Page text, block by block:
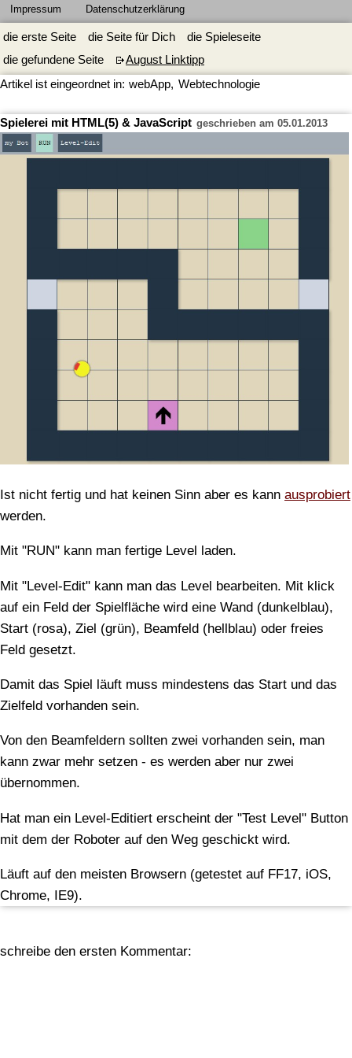
Impressum Datenschutzerklärung
die erste Seite die Seite für Dich
die Spieleseite
die gefundene Seite
August Linktipp
Artikel ist eingeordnet in: webApp, Webtechnologie
Spielerei mit HTML(5) & JavaScript geschrieben am 05.01.2013
Ist nicht fertig und hat keinen Sinn aber es kann ausprobiert
werden.
Mit "RUN" kann man fertige Level laden.
Mit "Level-Edit" kann man das Level bearbeiten. Mit klick
auf ein Feld der Spielfläche wird eine Wand (dunkelblau),
Start (rosa), Ziel (grün), Beamfeld (hellblau) oder freies
Feld gesetzt.
Damit das Spiel läuft muss mindestens das Start und das
Zielfeld vorhanden sein.
Von den Beamfeldern sollten zwei vorhanden sein, man
kann zwar mehr setzen - es werden aber nur zwei
übernommen.
Hat man ein Level-Editiert erscheint der "Test Level" Button
mit dem der Roboter auf den Weg geschickt wird.
Läuft auf den meisten Browsern (getestet auf FF17, iOS,
Chrome, IE9).
schreibe den ersten Kommentar: